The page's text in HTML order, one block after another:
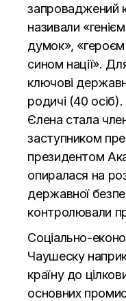
запроваджений
називали
думок»,
сином нації».
ключові
родичі (40
Єлена стала
заступником
президентом
опиралася на
державної
контролювали
Соціально-
Чаушеску
країну до
основних